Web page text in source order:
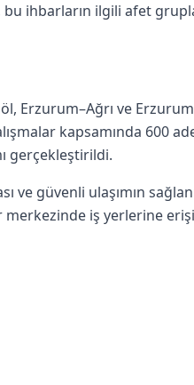
bu ihbarların ilgili afet
Erzurum–Ağrı ve
kapsamında 600
gerçekleştirildi.
ve güvenli ulaşımın
iş yerlerine